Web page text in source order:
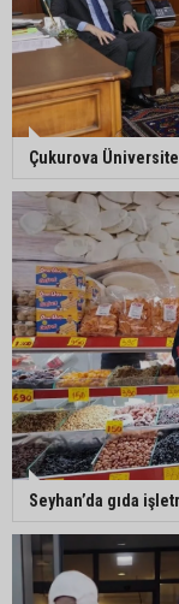
Çukurova
Seyhan’da gıda